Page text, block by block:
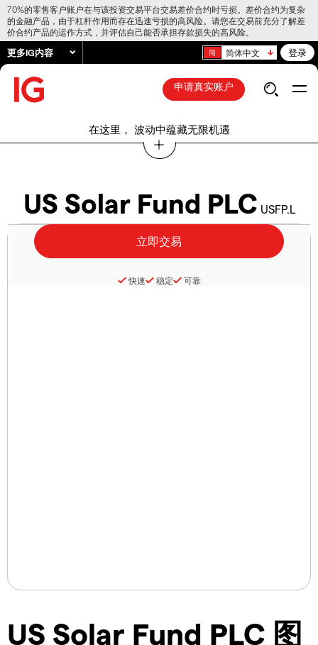
70%的零售客户账户在与该投资交易平台交易差价合约时亏损。差价合约为复杂
的金融产品，由于杠杆作用而存在迅速亏损的高风险。请您在交易前充分了解差
价合约产品的运作方式，并评估自己能否承担存款损失的高风险。
更多IG内容 简体中文 登录
申请真实账户
在这里， 波动中蕴藏无限机遇
US Solar Fund PLC USFP.L
US Solar Fund PLC 图
快速 稳定 可靠